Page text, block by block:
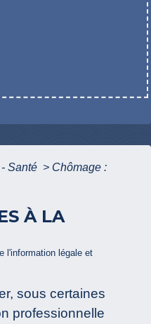
Santé > Chômage :
À LA
l'information légale et
sous certaines
professionnelle